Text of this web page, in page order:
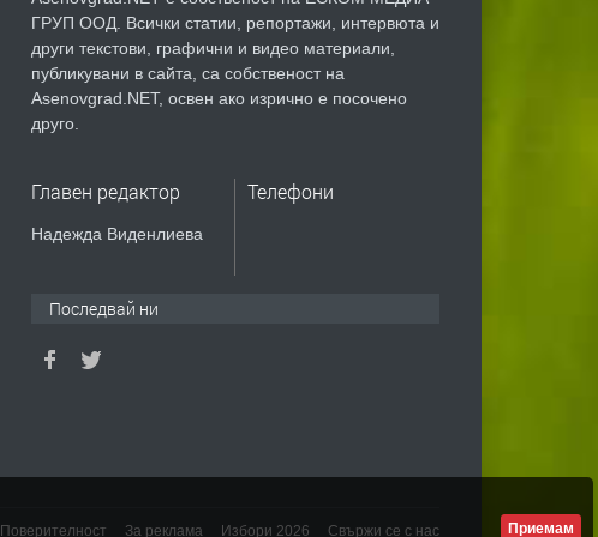
ГРУП ООД. Всички статии, репортажи, интервюта и
други текстови, графични и видео материали,
публикувани в сайта, са собственост на
Asenovgrad.NET, освен ако изрично е посочено
друго.
Главен редактор
Надежда Виденлиева
Телефони
Последвай ни
Поверителност За реклама Избори 2026 Свържи се с нас Приемам